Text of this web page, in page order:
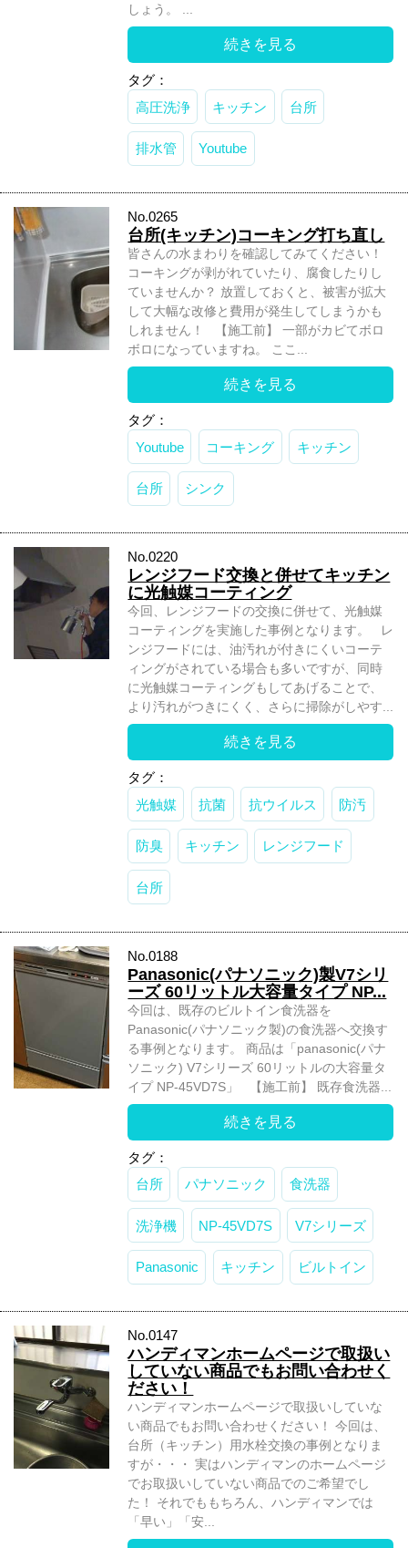
しょう。 ...
続きを見る
タグ：
高圧洗浄
キッチン 台所
排水管 Youtube
No.0265
台所(キッチン)コーキング打ち直し
皆さんの水まわりを確認してみてください！
コーキングが剥がれていたり、腐食したりし
ていませんか？ 放置しておくと、被害が拡大
して大幅な改修と費用が発生してしまうかも
しれません！ 【施工前】 一部がカビてボロ
ボロになっていますね。 ここ...
続きを見る
タグ：
Youtube
コーキング キッチン
台所 シンク
No.0220
レンジフード交換と併せてキッチン
に光触媒コーティング
今回、レンジフードの交換に併せて、光触媒
コーティングを実施した事例となります。 レ
ンジフードには、油汚れが付きにくいコーテ
ィングがされている場合も多いですが、同時
に光触媒コーティングもしてあげることで、
より汚れがつきにくく、さらに掃除がしやす...
続きを見る
タグ：
光触媒
抗菌 抗ウイルス 防汚
防臭 キッチン レンジフード
台所
No.0188
Panasonic(パナソニック)製V7シリ
ーズ 60リットル大容量タイプ NP...
今回は、既存のビルトイン食洗器を
Panasonic(パナソニック製)の食洗器へ交換す
る事例となります。 商品は「panasonic(パナ
ソニック) V7シリーズ 60リットルの大容量タ
イプ NP-45VD7S」 【施工前】 既存食洗器...
続きを見る
タグ：
台所
パナソニック 食洗器
洗浄機 NP-45VD7S V7シリーズ
Panasonic キッチン ビルトイン
No.0147
ハンディマンホームページで取扱い
していない商品でもお問い合わせく
ださい！
ハンディマンホームページで取扱いしていな
い商品でもお問い合わせください！ 今回は、
台所（キッチン）用水栓交換の事例となりま
すが・・・ 実はハンディマンのホームページ
でお取扱いしていない商品でのご希望でし
た！ それでももちろん、ハンディマンでは
「早い」「安...